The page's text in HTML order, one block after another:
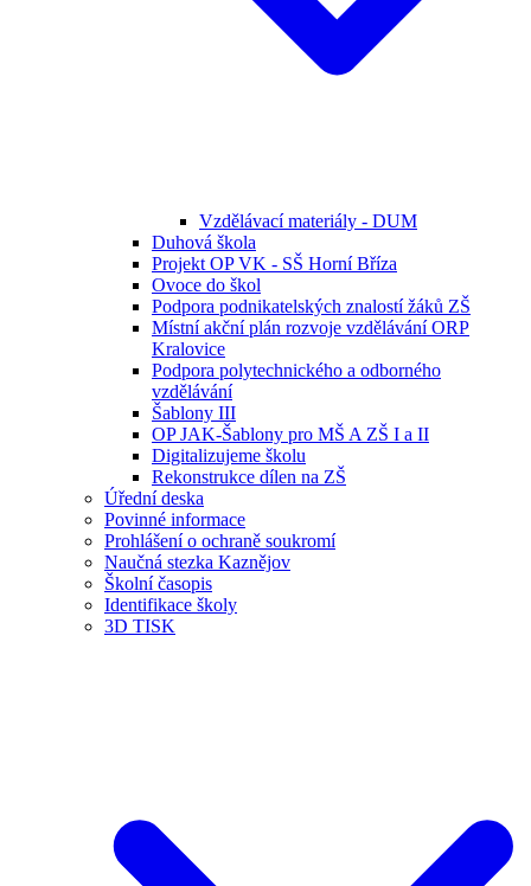
Vzdělávací materiály - DUM
Duhová škola
Projekt OP VK - SŠ Horní Bříza
Ovoce do škol
Podpora podnikatelských znalostí žáků ZŠ
Místní akční plán rozvoje vzdělávání ORP
Kralovice
Podpora polytechnického a odborného
vzdělávání
Šablony III
OP JAK-Šablony pro MŠ A ZŠ I a II
Digitalizujeme školu
Rekonstrukce dílen na ZŠ
Úřední deska
Povinné informace
Prohlášení o ochraně soukromí
Naučná stezka Kaznějov
Školní časopis
Identifikace školy
3D TISK